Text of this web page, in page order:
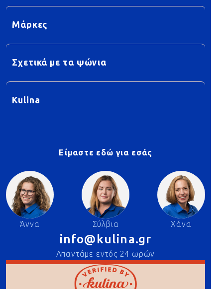
Μάρκες
Σχετικά με τα ψώνια
Kulina
Είμαστε εδώ για εσάς
Άννα Σύλβια Χάνα
info@kulina.gr
Απαντάμε εντός 24 ωρών